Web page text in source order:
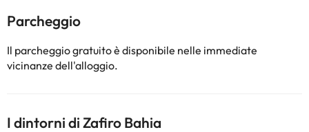
Parcheggio
Il parcheggio gratuito è disponibile nelle immediate
vicinanze dell'alloggio.
I dintorni di Zafiro Bahia